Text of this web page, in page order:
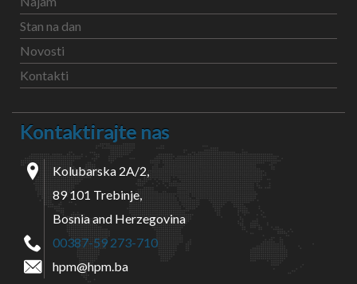
Stan na dan
Novosti
Kontakti
Kontaktirajte nas
Kolubarska 2A/2,
89 101 Trebinje,
Bosnia and Herzegovina
00387-59 273-710
hpm@hpm.ba